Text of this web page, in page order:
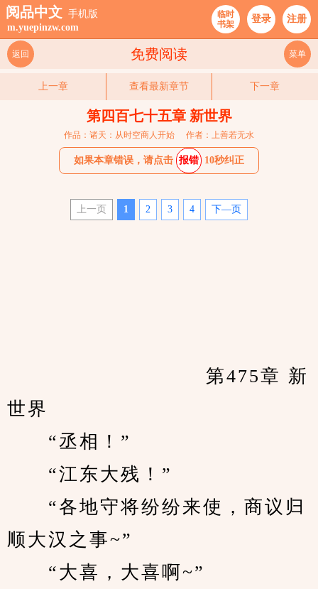
阅品中文 手机版
m.yuepinzw.com
临时
书架
登录 注册
免费阅读
返回 菜单
上一章 查看最新章节 下一章
第四百七十五章 新世界
作品：诸天：从时空商人开始 作者：上善若无水
如果本章错误，请点击 报错 10秒纠正
上一页 1 2 3 4 下—页
世界
“丞相！”
“江东大残！”
“各地守将纷纷来使，商议归
顺大汉之事~”
“大喜，大喜啊~”